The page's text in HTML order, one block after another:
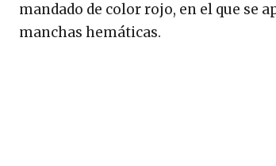
mandado de color rojo, en el que se
manchas hemáticas.